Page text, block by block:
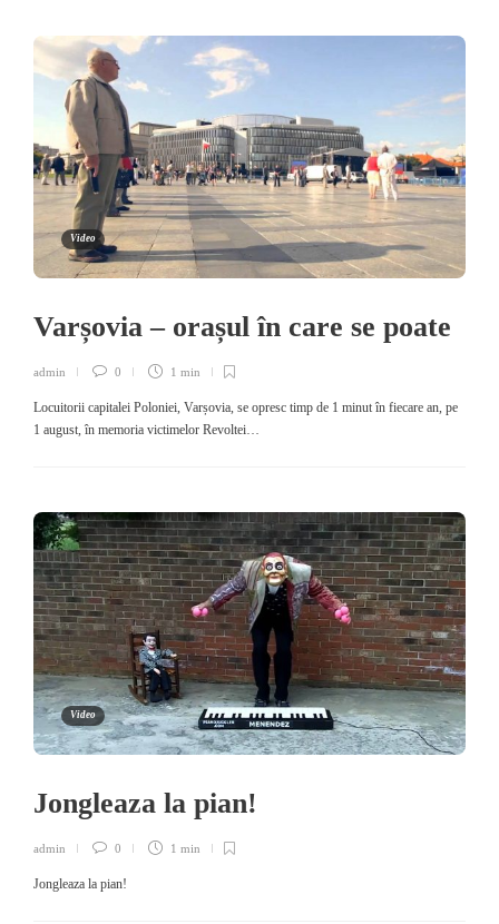
Video
Varșovia – orașul în care se poate
admin 0 1 min
Locuitorii capitalei Poloniei, Varșovia, se opresc timp de 1 minut în fiecare an, pe
1 august, în memoria victimelor Revoltei…
Video
Jongleaza la pian!
admin 0 1 min
Jongleaza la pian!